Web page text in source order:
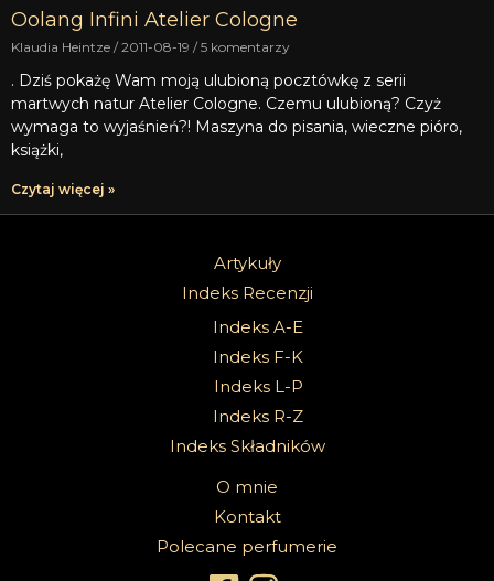
Oolang Infini Atelier Cologne
Klaudia Heintze 2011-08-19 5 komentarzy
. Dziś pokażę Wam moją ulubioną pocztówkę z serii
martwych natur Atelier Cologne. Czemu ulubioną? Czyż
wymaga to wyjaśnień?! Maszyna do pisania, wieczne pióro,
książki,
Czytaj więcej »
Artykuły
Indeks Recenzji
Indeks A-E
Indeks F-K
Indeks L-P
Indeks R-Z
Indeks Składników
O mnie
Kontakt
Polecane perfumerie